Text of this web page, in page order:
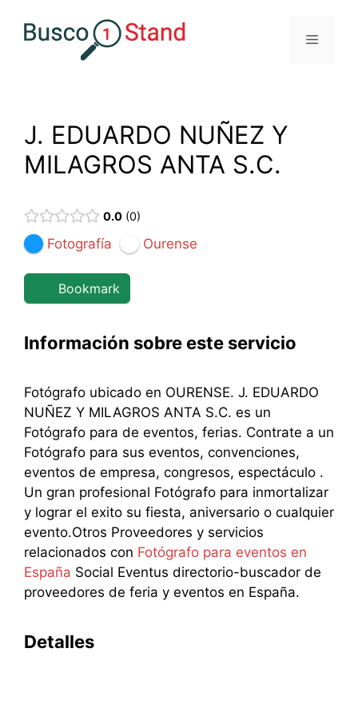
Menú
J. EDUARDO NUÑEZ Y
MILAGROS ANTA S.C.
0.0 0
Fotografía Ourense
Bookmark
Información sobre este servicio
Fotógrafo ubicado en OURENSE. J. EDUARDO
NUÑEZ Y MILAGROS ANTA S.C. es un
Fotógrafo para de eventos, ferias. Contrate a un
Fotógrafo para sus eventos, convenciones,
eventos de empresa, congresos, espectáculo .
Un gran profesional Fotógrafo para inmortalizar
y lograr el exito su fiesta, aniversario o cualquier
evento.Otros Proveedores y servicios
relacionados con Fotógrafo para eventos en
España Social Eventus directorio-buscador de
proveedores de feria y eventos en España.
Detalles